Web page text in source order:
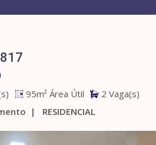
95m² Área Útil
2 Vaga(s)
| RESIDENCIAL